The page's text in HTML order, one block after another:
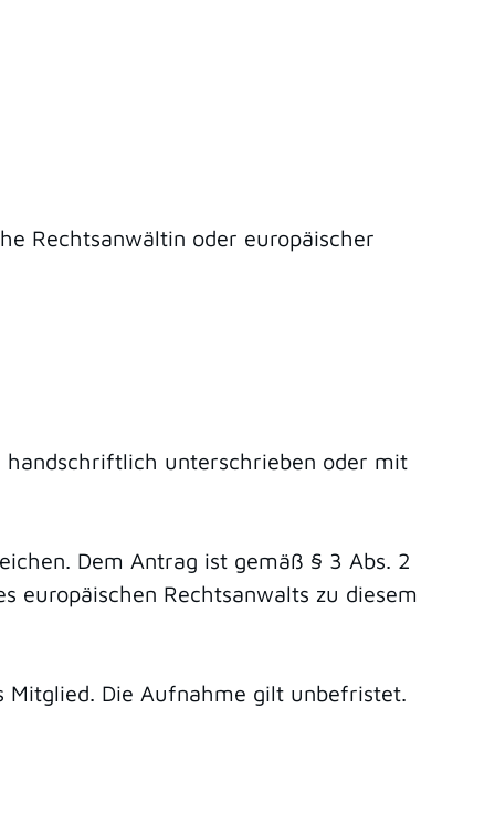
Rechtsanwältin oder europäischer
handschriftlich unterschrieben oder mit
Dem Antrag ist gemäß § 3 Abs. 2
europäischen Rechtsanwalts zu diesem
Mitglied. Die Aufnahme gilt unbefristet.